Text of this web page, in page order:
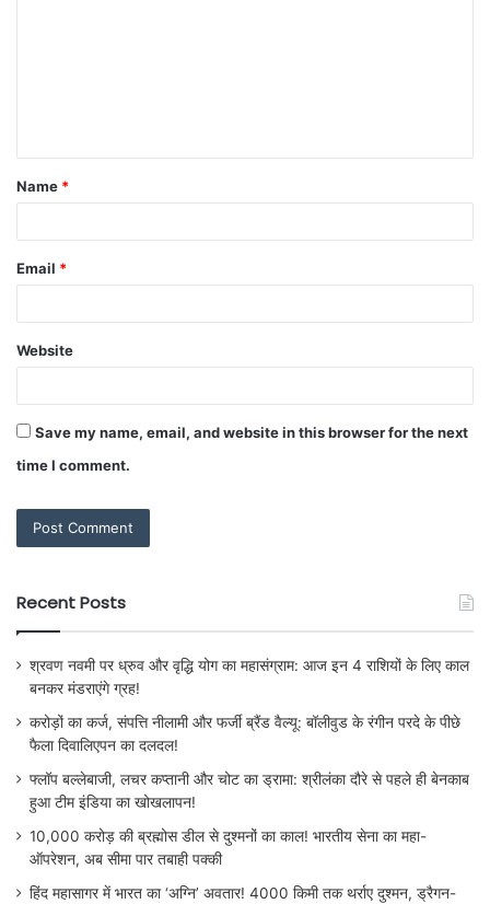
Name *
Email *
Website
Save my name, email, and website in this browser for the next
time I comment.
Recent Posts
श्रवण नवमी पर ध्रुव और वृद्धि योग का महासंग्राम: आज इन 4 राशियों के लिए काल
बनकर मंडराएंगे ग्रह!
करोड़ों का कर्ज, संपत्ति नीलामी और फर्जी ब्रैंड वैल्यू: बॉलीवुड के रंगीन परदे के पीछे
फैला दिवालिएपन का दलदल!
फ्लॉप बल्लेबाजी, लचर कप्तानी और चोट का ड्रामा: श्रीलंका दौरे से पहले ही बेनकाब
हुआ टीम इंडिया का खोखलापन!
10,000 करोड़ की ब्रह्मोस डील से दुश्मनों का काल! भारतीय सेना का महा-
ऑपरेशन, अब सीमा पार तबाही पक्की
हिंद महासागर में भारत का ‘अग्नि’ अवतार! 4000 किमी तक थर्राए दुश्मन, ड्रैगन-